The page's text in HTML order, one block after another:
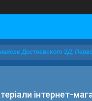
Достоєвского 2Д,
інтернет-